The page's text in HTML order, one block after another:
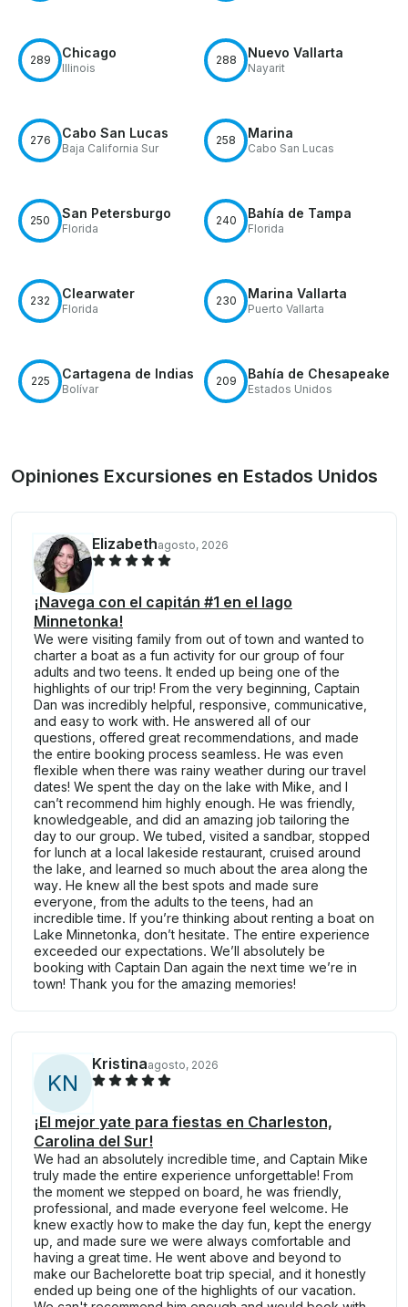
289 Chicago
Illinois
288 Nuevo Vallarta
Nayarit
276 Cabo San Lucas
Baja California Sur
258 Marina
Cabo San Lucas
250 San Petersburgo
Florida
240 Bahía de Tampa
Florida
232 Clearwater
Florida
230 Marina Vallarta
Puerto Vallarta
225 Cartagena de Indias
Bolívar
209 Bahía de Chesapeake
Estados Unidos
Opiniones Excursiones en Estados Unidos
Elizabethagosto, 2026
¡Navega con el capitán #1 en el lago
Minnetonka!
We were visiting family from out of town and wanted to
charter a boat as a fun activity for our group of four
adults and two teens. It ended up being one of the
highlights of our trip! From the very beginning, Captain
Dan was incredibly helpful, responsive, communicative,
and easy to work with. He answered all of our
questions, offered great recommendations, and made
the entire booking process seamless. He was even
flexible when there was rainy weather during our travel
dates! We spent the day on the lake with Mike, and I
can’t recommend him highly enough. He was friendly,
knowledgeable, and did an amazing job tailoring the
day to our group. We tubed, visited a sandbar, stopped
for lunch at a local lakeside restaurant, cruised around
the lake, and learned so much about the area along the
way. He knew all the best spots and made sure
everyone, from the adults to the teens, had an
incredible time. If you’re thinking about renting a boat on
Lake Minnetonka, don’t hesitate. The entire experience
exceeded our expectations. We’ll absolutely be
booking with Captain Dan again the next time we’re in
town! Thank you for the amazing memories!
KN
Kristinaagosto, 2026
¡El mejor yate para fiestas en Charleston,
Carolina del Sur!
We had an absolutely incredible time, and Captain Mike
truly made the entire experience unforgettable! From
the moment we stepped on board, he was friendly,
professional, and made everyone feel welcome. He
knew exactly how to make the day fun, kept the energy
up, and made sure we were always comfortable and
having a great time. He went above and beyond to
make our Bachelorette boat trip special, and it honestly
ended up being one of the highlights of our vacation.